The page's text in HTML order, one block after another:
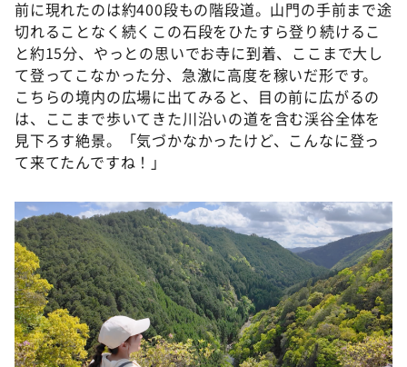
前に現れたのは約400段もの階段道。山門の手前まで途
切れることなく続くこの石段をひたすら登り続けるこ
と約15分、やっとの思いでお寺に到着、ここまで大し
て登ってこなかった分、急激に高度を稼いだ形です。
こちらの境内の広場に出てみると、目の前に広がるの
は、ここまで歩いてきた川沿いの道を含む渓谷全体を
見下ろす絶景。「気づかなかったけど、こんなに登っ
て来てたんですね！」